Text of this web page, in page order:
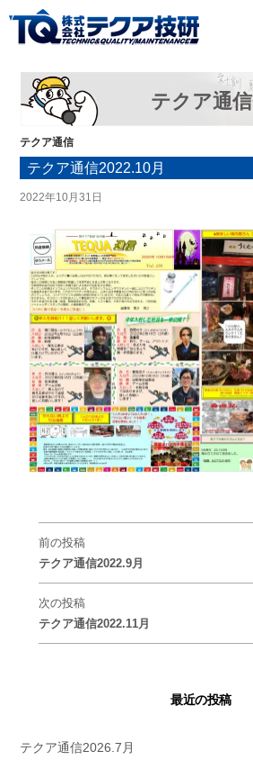
テクア通信
テクア通信
テクア通信2022.10月
2022年10月31日
前の投稿
テクア通信2022.9月
次の投稿
テクア通信2022.11月
最近の投稿
テクア通信2026.7月